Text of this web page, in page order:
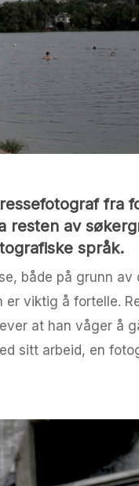
fra
resten av
språk.
både på grunn
viktig å fortelle.
at han våger å
sitt arbeid, en